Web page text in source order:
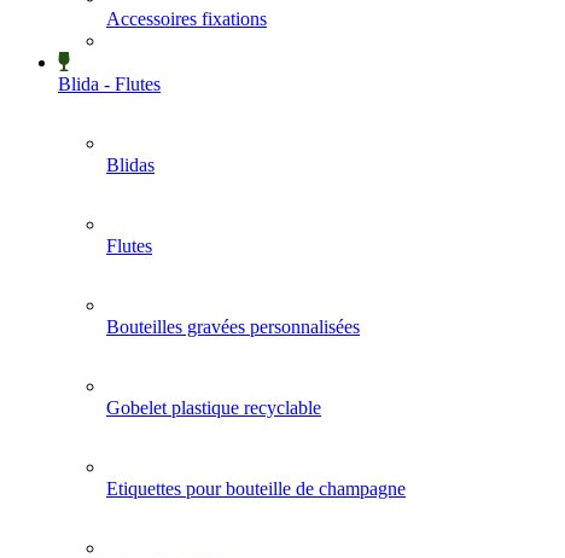
Accessoires fixations
Blida - Flutes
Blidas
Flutes
Bouteilles gravées personnalisées
Gobelet plastique recyclable
Etiquettes pour bouteille de champagne